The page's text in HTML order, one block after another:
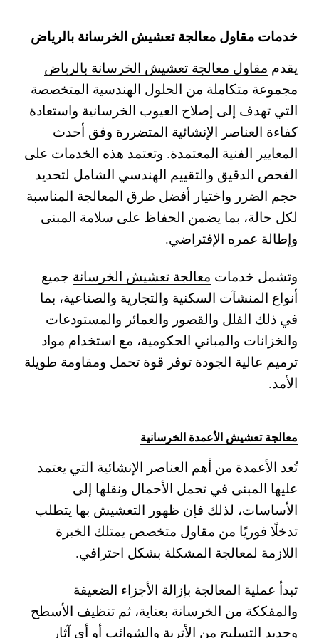
خدمات مقاول معالجة تعشيش الخرسانة بالرياض
يقدم مقاول معالجة تعشيش الخرسانة بالرياض
مجموعة متكاملة من الحلول الهندسية المتخصصة
التي تهدف إلى إصلاح العيوب الخرسانية واستعادة
كفاءة العناصر الإنشائية المتضررة وفق أحدث
المعايير الفنية المعتمدة. وتعتمد هذه الخدمات على
الفحص الدقيق والتقييم الهندسي الشامل لتحديد
حجم الضرر واختيار أفضل طرق المعالجة المناسبة
لكل حالة، بما يضمن الحفاظ على سلامة المبنى
وإطالة عمره الإفتراضي.
وتشمل خدمات معالجة تعشيش الخرسانة جميع
أنواع المنشآت السكنية والتجارية والصناعية، بما
في ذلك الفلل والقصور والعمائر والمستودعات
والخزانات والمباني الحكومية، مع استخدام مواد
ترميم عالية الجودة توفر قوة تحمل ومقاومة طويلة
الأمد.
معالجة تعشيش الأعمدة الخرسانية
تُعد الأعمدة من أهم العناصر الإنشائية التي يعتمد
عليها المبنى في تحمل الأحمال ونقلها إلى
الأساسات، لذلك فإن ظهور التعشيش بها يتطلب
تدخلًا فوريًا من مقاول متخصص يمتلك الخبرة
اللازمة لمعالجة المشكلة بشكل احترافي.
تبدأ عملية المعالجة بإزالة الأجزاء الضعيفة
والمفككة من الخرسانة بعناية، ثم تنظيف الأسطح
وحديد التسليح من الأتربة والشوائب أو أي آثار